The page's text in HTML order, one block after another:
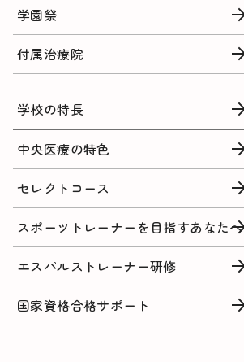
学園祭
付属治療院
学校の特長
中央医療の特色
セレクトコース
スポーツトレーナーを目指すあなたへ
エスパルストレーナー研修
国家資格合格サポート